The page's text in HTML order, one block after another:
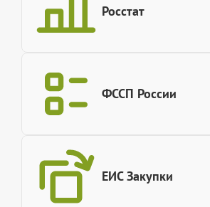
Росстат
ФССП России
ЕИС Закупки